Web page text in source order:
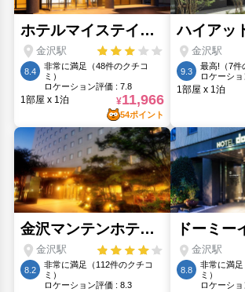
雨宝院(2.25km)
鼓門(510m)
人気スポット
ひがし茶屋街(1.21km)
金沢21世紀美術館(1.96km)
金沢城(1.51km)